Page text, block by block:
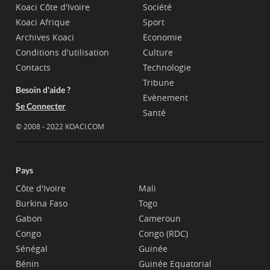
Koaci Côte d'Ivoire
Koaci Afrique
Archives Koaci
Conditions d'utilisation
Contacts
Besoin d'aide ?
Se Connecter
© 2008 - 2022 KOACI.COM
Société
Sport
Economie
Culture
Technologie
Tribune
Evènement
Santé
Pays
Côte d'Ivoire
Burkina Faso
Gabon
Congo
Sénégal
Bénin
Mali
Togo
Cameroun
Congo (RDC)
Guinée
Guinée Equatorial